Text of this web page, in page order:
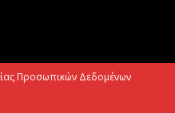
6 Αυγούστου 2026
Προσωπικών Δεδομένων